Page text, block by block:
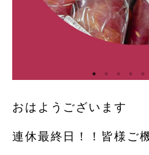
おはようございます
連休最終日！！皆様ご